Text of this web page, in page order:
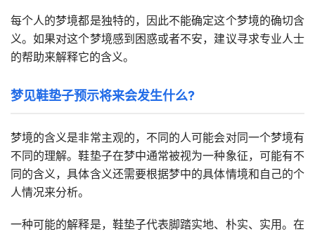
每个人的梦境都是独特的，因此不能确定这个梦境的确切含
义。如果对这个梦境感到困惑或者不安，建议寻求专业人士
的帮助来解释它的含义。
梦见鞋垫子预示将来会发生什么?
梦境的含义是非常主观的，不同的人可能会对同一个梦境有
不同的理解。鞋垫子在梦中通常被视为一种象征，可能有不
同的含义，具体含义还需要根据梦中的具体情境和自己的个
人情况来分析。
一种可能的解释是，鞋垫子代表脚踏实地、朴实、实用。在